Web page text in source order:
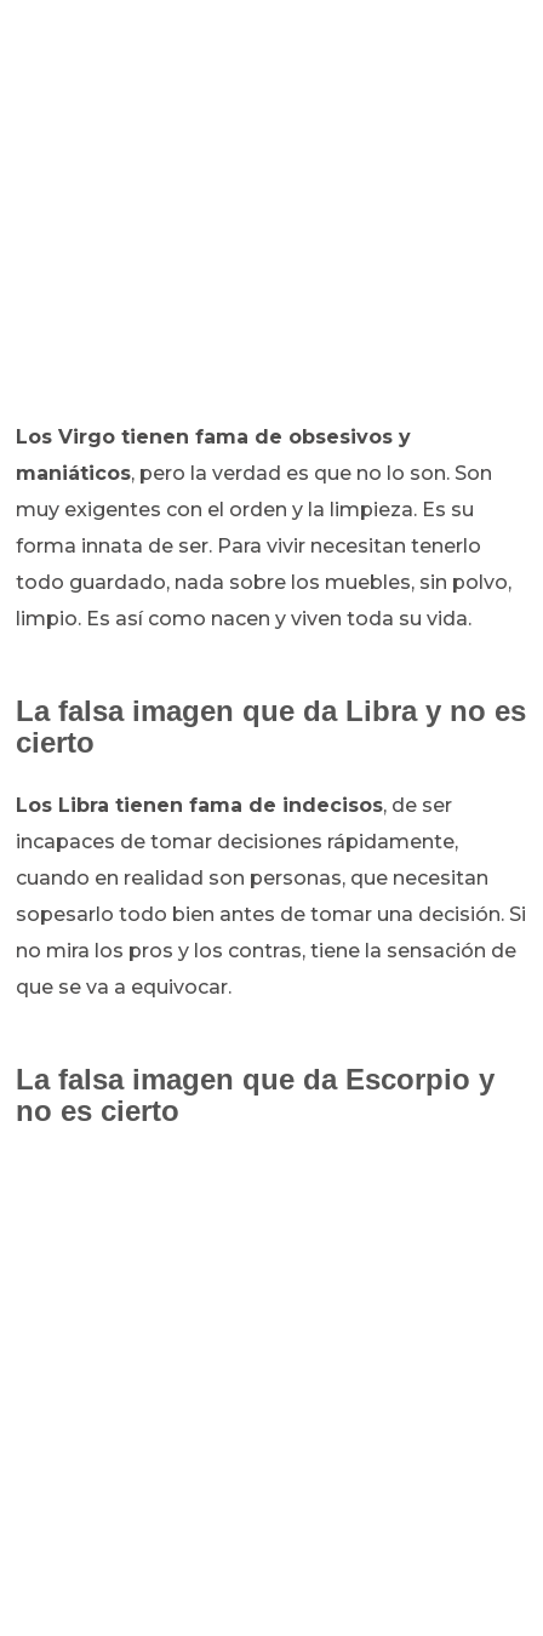
Los Virgo tienen fama de obsesivos y
maniáticos, pero la verdad es que no lo son. Son
muy exigentes con el orden y la limpieza. Es su
forma innata de ser. Para vivir necesitan tenerlo
todo guardado, nada sobre los muebles, sin polvo,
limpio. Es así como nacen y viven toda su vida.
La falsa imagen que da Libra y no es
cierto
Los Libra tienen fama de indecisos, de ser
incapaces de tomar decisiones rápidamente,
cuando en realidad son personas, que necesitan
sopesarlo todo bien antes de tomar una decisión. Si
no mira los pros y los contras, tiene la sensación de
que se va a equivocar.
La falsa imagen que da Escorpio y
no es cierto